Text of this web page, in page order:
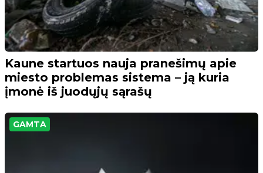
Kaune startuos nauja pranešimų apie
miesto problemas sistema – ją kuria
įmonė iš juodųjų sąrašų
GAMTA